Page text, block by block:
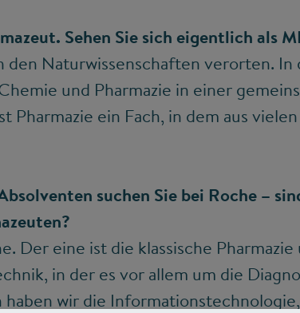
Sehen Sie sich eigentlich als
Naturwissenschaften verorten. In
und Pharmazie in einer
Pharmazie ein Fach, in dem aus
suchen Sie bei Roche –
Der eine ist die klassische
in der es vor allem um die
wir die